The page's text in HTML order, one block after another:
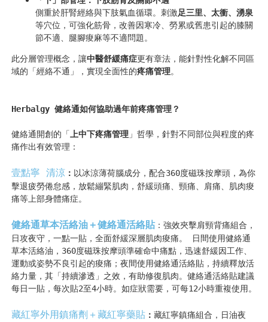
側重於肝腎經絡與下肢氣血循環。刺激足三里、太衝、湧泉
等穴位，可強化筋骨，改善因寒冷、勞累或舊患引起的膝關
節不適、腿腳痠麻等不適問題。
此分層管理概念，讓中醫舒緩痛症更有章法，能針對性化解不同區
域的「經絡不通」，實現全面性的疼痛管理。
Herbalgy 健絡通如何協助過年前疼痛管理？
健絡通開創的「 上中下疼痛管理 」哲學，針對不同部位與程度的疼
痛作出有效管理：
壹點寧 清涼 ： 以冰涼薄荷腦成分，配合360度磁珠按摩頭，為你
擊退疲勞倦怠感，放鬆繃緊肌肉，舒緩頭痛、頸痛、肩痛、肌肉痠
痛等上部身體痛症。
健絡通草本活絡油＋健絡通活絡貼：強效夾擊肩頸背痛組合，
日攻夜守，一點一貼，全面舒緩深層肌肉痠痛。 日間使用健絡通
草本活絡油，360度磁珠按摩頭準確命中痛點，迅速舒緩因工作、
運動或姿勢不良引起的痠痛；夜間使用健絡通活絡貼，持續釋放活
絡力量，其「持續滲透」之效，有助修復肌肉。健絡通活絡貼建議
每日一貼，每次貼2至4小時。如症狀需要，可每12小時重複使用。
藏紅寧外用鎮痛劑＋藏紅寧藥貼 ： 藏紅寧鎮痛組合，日油夜